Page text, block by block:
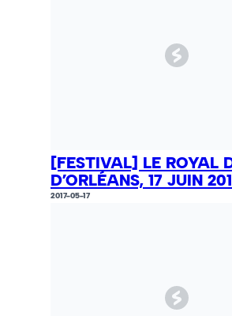
[FESTIVAL] LE ROYAL
D’ORLÉANS, 17 JUIN
2017-05-17